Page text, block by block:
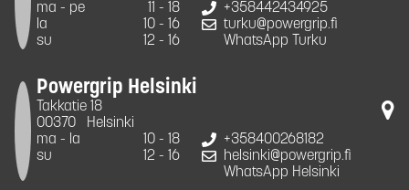
ma - pe
11 - 18
la
10 - 16
su
12 - 16
+358442434925
turku@powergrip.fi
WhatsApp Turku
Powergrip Helsinki
Takkatie 18
00370
Helsinki
ma - la
10 - 18
su
12 - 16
+358400268182
helsinki@powergrip.fi
WhatsApp Helsinki